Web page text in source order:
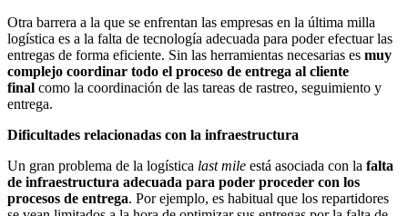
Otra barrera a la que se enfrentan las empresas en la última milla
logística es a la falta de tecnología adecuada para poder efectuar las
entregas de forma eficiente. Sin las herramientas necesarias es muy
complejo coordinar todo el proceso de entrega al cliente
final como la coordinación de las tareas de rastreo, seguimiento y
entrega.
Dificultades relacionadas con la infraestructura
Un gran problema de la logística last mile está asociada con la falta
de infraestructura adecuada para poder proceder con los
procesos de entrega. Por ejemplo, es habitual que los repartidores